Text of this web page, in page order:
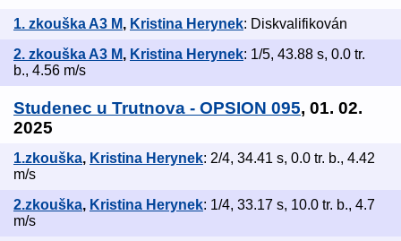
1. zkouška A3 M, Kristina Herynek: Diskvalifikován
2. zkouška A3 M, Kristina Herynek: 1/5, 43.88 s, 0.0 tr.
b., 4.56 m/s
Studenec u Trutnova - OPSION 095, 01. 02.
2025
1.zkouška, Kristina Herynek: 2/4, 34.41 s, 0.0 tr. b., 4.42
m/s
2.zkouška, Kristina Herynek: 1/4, 33.17 s, 10.0 tr. b., 4.7
m/s